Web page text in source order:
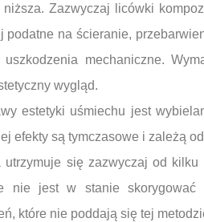
niższa. Zazwyczaj licówki
podatne na ścieranie,
mechaniczne.
wygląd.
estetyki uśmiechu jest
efekty są tymczasowe i zależą
utrzymuje się zazwyczaj od
nie jest w stanie skorygować
które nie poddają się tej